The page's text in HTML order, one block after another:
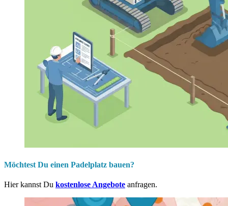
Möchtest Du einen Padelplatz bauen?
Hier kannst Du kostenlose Angebote anfragen.